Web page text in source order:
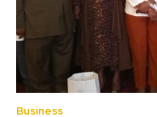
Business